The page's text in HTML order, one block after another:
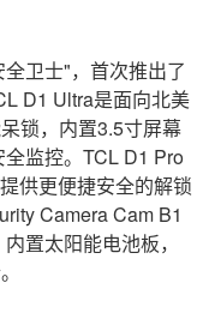
卫士"，首次推出了
D1 Ultra是面向北美
锁，内置3.5寸屏幕
监控。TCL D1 Pro
供更便捷安全的解锁
Camera Cam B1
置太阳能电池板，